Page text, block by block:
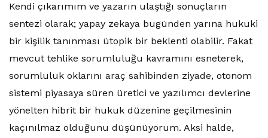
Kendi çıkarımım ve yazarın ulaştığı sonuçların
sentezi olarak; yapay zekaya bugünden yarına hukuki
bir kişilik tanınması ütopik bir beklenti olabilir. Fakat
mevcut tehlike sorumluluğu kavramını esneterek,
sorumluluk oklarını araç sahibinden ziyade, otonom
sistemi piyasaya süren üretici ve yazılımcı devlerine
yönelten hibrit bir hukuk düzenine geçilmesinin
kaçınılmaz olduğunu düşünüyorum. Aksi halde,